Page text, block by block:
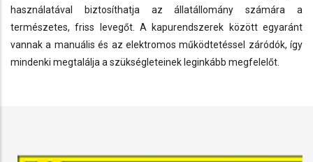
használatával biztosíthatja az állatállomány számára a
természetes, friss levegőt. A kapurendszerek között egyaránt
vannak a manuális és az elektromos működtetéssel záródók, így
mindenki megtalálja a szükségleteinek leginkább megfelelőt.